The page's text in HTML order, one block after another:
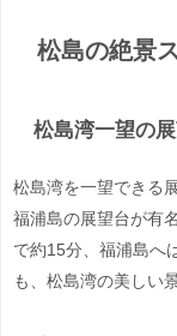
松島の絶景
松島湾一望の
松島湾を一望できる
福浦島の展望台が有
で約15分、福浦島へ
も、松島湾の美しい